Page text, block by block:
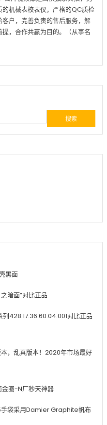
机械表校表仪，严格的QC质检
户，完善负责的售后服务，解
，合作共赢为目的。（从事名
搜索：
黑面
暗面”对比正品
428.17.36.60.04.001对比正品
，乱真版本！2020年市场最好
圈-N厂秒天神器
袋采用Damier Graphite帆布